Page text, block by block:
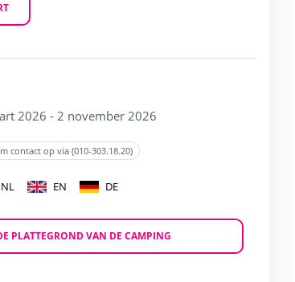
2026 - 2 november 2026
contact op via (010-303.18.20)
NL EN DE
PLATTEGROND VAN DE CAMPING